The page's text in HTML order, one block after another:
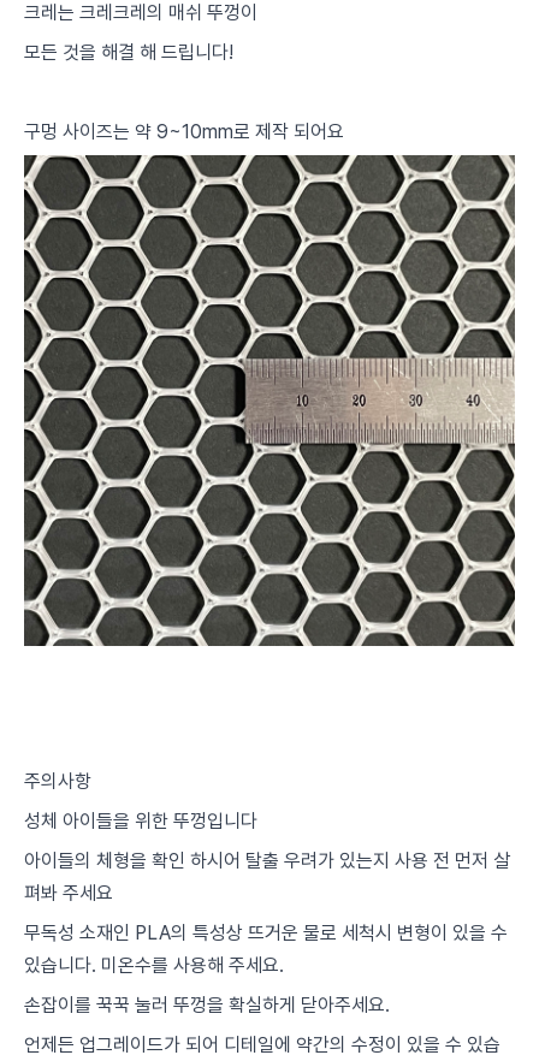
크레는 크레크레의 매쉬 뚜껑이
모든 것을 해결 해 드립니다!
구멍 사이즈는 약 9~10mm로 제작 되어요
주의사항
성체 아이들을 위한 뚜껑입니다
아이들의 체형을 확인 하시어 탈출 우려가 있는지 사용 전 먼저 살
펴봐 주세요
무독성 소재인 PLA의 특성상 뜨거운 물로 세척시 변형이 있을 수
있습니다. 미온수를 사용해 주세요.
손잡이를 꾹꾹 눌러 뚜껑을 확실하게 닫아주세요.
언제든 업그레이드가 되어 디테일에 약간의 수정이 있을 수 있습